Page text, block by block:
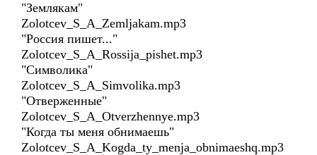
"Землякам"
Zolotcev_S_A_Zemljakam.mp3
"Россия пишет..."
Zolotcev_S_A_Rossija_pishet.mp3
"Символика"
Zolotcev_S_A_Simvolika.mp3
"Отверженные"
Zolotcev_S_A_Otverzhennye.mp3
"Когда ты меня обнимаешь"
Zolotcev_S_A_Kogda_ty_menja_obnimaeshq.mp3